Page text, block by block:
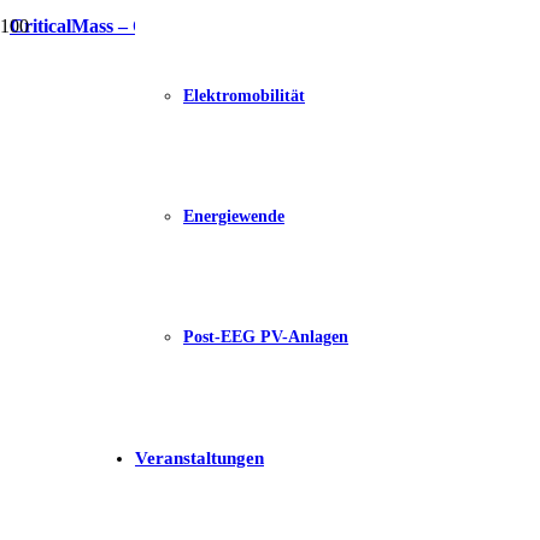
Elektromobilität
Energiewende
Post-EEG PV-Anlagen
Veranstaltungen
CriticalMass – Ohne Auto mobil